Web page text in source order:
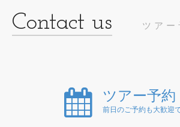
ツア
ツアー予約
前日のご予約も大歓迎